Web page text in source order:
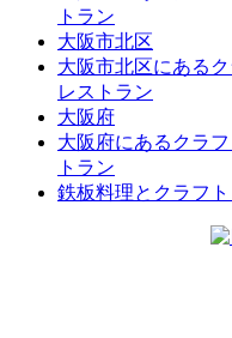
トラン
大阪市北区
大阪市北区にある
レストラン
大阪府
大阪府にあるクラ
トラン
鉄板料理とクラフ